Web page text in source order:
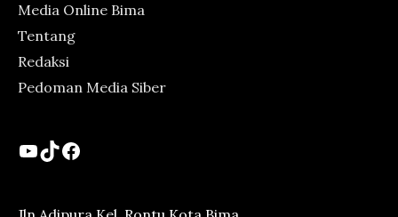
Media Online Bima
Tentang
Redaksi
Pedoman Media Siber
YouTube
TikTok
Facebook